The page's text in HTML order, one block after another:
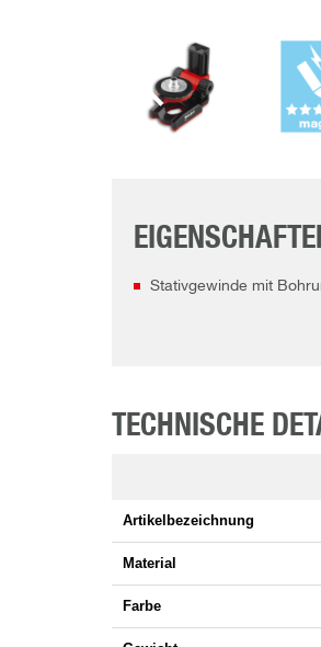
Stativgewinde mit
TECHNISCHE
Artikelbezeichnung
Material
Farbe